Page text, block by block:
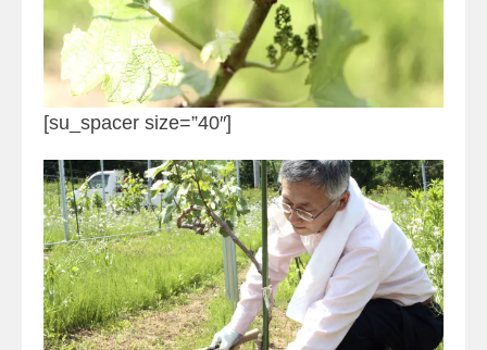
[su_spacer size=”40″]